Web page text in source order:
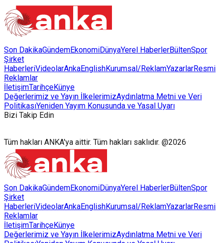
Son DakikaGündemEkonomiDünyaYerel HaberlerBültenSpor
Şirket
HaberleriVideolarAnkaEnglishKurumsal/ReklamYazarlarResmi
Reklamlar
İletişimTarihçeKünye
Değerlerimiz ve Yayın İlkelerimizAydınlatma Metni ve Veri
PolitikasıYeniden Yayım Konusunda ve Yasal Uyarı
Bizi Takip Edin
Tüm hakları ANKA'ya aittir. Tüm hakları saklıdır. @2026
Son DakikaGündemEkonomiDünyaYerel HaberlerBültenSpor
Şirket
HaberleriVideolarAnkaEnglishKurumsal/ReklamYazarlarResmi
Reklamlar
İletişimTarihçeKünye
Değerlerimiz ve Yayın İlkelerimizAydınlatma Metni ve Veri